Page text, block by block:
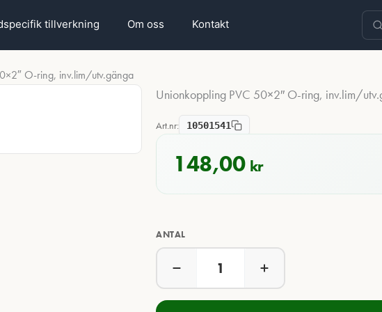
tillverkning Om oss Kontakt
O-ring, inv.lim/utv.gänga
Unionkoppling PVC 50×2″ O-ring, inv.lim/
Art.nr: 10501541
148,00 kr
ANTAL